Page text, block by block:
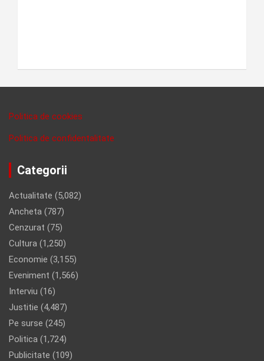
Politica de cookies
Politica de confidentalitate
Categorii
Actualitate (5,082)
Ancheta (787)
Cenzurat (75)
Cultura (1,250)
Economie (3,155)
Eveniment (1,566)
Interviu (16)
Justitie (4,487)
Pe surse (245)
Politica (1,724)
Publicitate (109)